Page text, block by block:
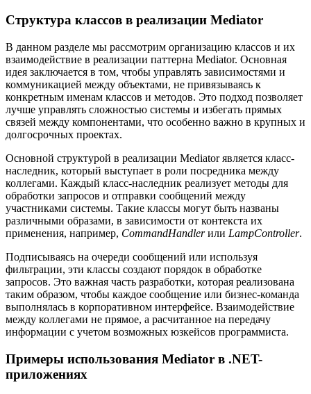
Структура классов в реализации Mediator
В данном разделе мы рассмотрим организацию классов и их
взаимодействие в реализации паттерна Mediator. Основная
идея заключается в том, чтобы управлять зависимостями и
коммуникацией между объектами, не привязываясь к
конкретным именам классов и методов. Это подход позволяет
лучше управлять сложностью системы и избегать прямых
связей между компонентами, что особенно важно в крупных и
долгосрочных проектах.
Основной структурой в реализации Mediator является класс-
наследник, который выступает в роли посредника между
коллегами. Каждый класс-наследник реализует методы для
обработки запросов и отправки сообщений между
участниками системы. Такие классы могут быть названы
различными образами, в зависимости от контекста их
применения, например, CommandHandlerили LampController.
Подписываясь на очереди сообщений или используя
фильтрации, эти классы создают порядок в обработке
запросов. Это важная часть разработки, которая реализована
таким образом, чтобы каждое сообщение или бизнес-команда
выполнялась в корпоративном интерфейсе. Взаимодействие
между коллегами не прямое, а расчитанное на передачу
информации с учетом возможных юзкейсов программиста.
Примеры использования Mediator в .NET-
приложениях